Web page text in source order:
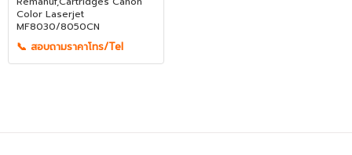
Color Laserjet
MF8030/8050CN
📞 สอบถามราคาโทร/Tel